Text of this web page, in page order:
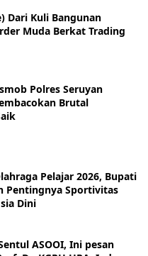
Dari Kuli Bangunan
Muda Berkat Trading
Polres Seruyan
Brutal
Pelajar 2026, Bupati
Pentingnya Sportivitas
Dini
ASOOI, Ini pesan